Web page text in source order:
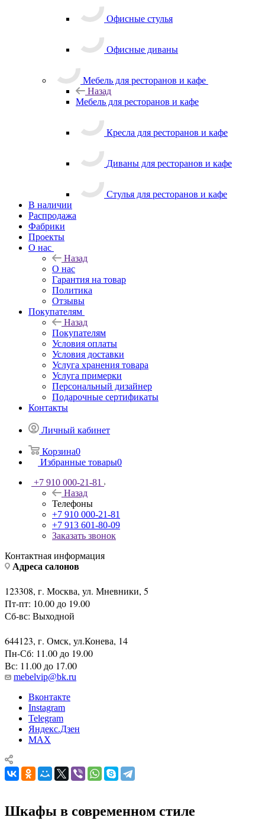
Офисные стулья
Офисные диваны
Мебель для ресторанов и кафе
Назад
Мебель для ресторанов и кафе
Кресла для ресторанов и кафе
Диваны для ресторанов и кафе
Стулья для ресторанов и кафе
В наличии
Распродажа
Фабрики
Проекты
О нас
Назад
О нас
Гарантия на товар
Политика
Отзывы
Покупателям
Назад
Покупателям
Условия оплаты
Условия доставки
Услуга хранения товара
Услуга примерки
Персональный дизайнер
Подарочные сертификаты
Контакты
Личный кабинет
Корзина0
Избранные товары0
+7 910 000-21-81
Назад
Телефоны
+7 910 000-21-81
+7 913 601-80-09
Заказать звонок
Контактная информация
Адреса салонов
123308, г. Москва, ул. Мневники, 5
Пт-пт: 10.00 до 19.00
Сб-вс: Выходной
644123, г. Омск, ул.Конева, 14
Пн-Сб: 11.00 до 19.00
Вс: 11.00 до 17.00
mebelvip@bk.ru
Вконтакте
Instagram
Telegram
Яндекс.Дзен
MAX
Шкафы в современном стиле